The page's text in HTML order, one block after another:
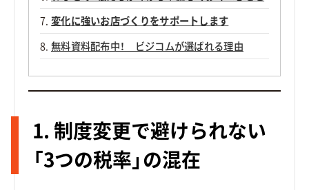
変化に強いお店づくりをサポートします
無料資料配布中！ ビジコムが選ばれる理由
1. 制度変更で避けられない
「3つの税率」の混在